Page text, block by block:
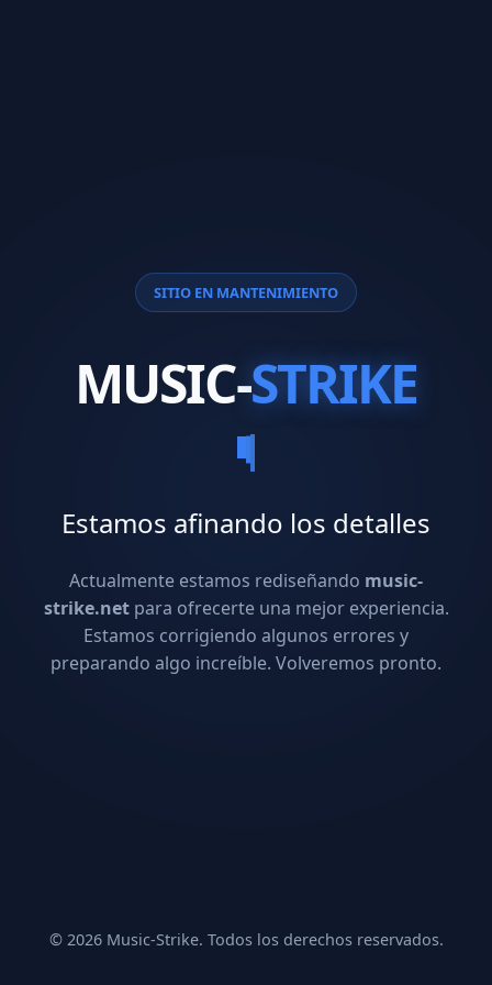
SITIO EN MANTENIMIENTO
MUSIC-STRIKE
Estamos afinando los detalles
Actualmente estamos rediseñando music-
strike.netpara ofrecerte una mejor experiencia.
Estamos corrigiendo algunos errores y
preparando algo increíble. Volveremos pronto.
© 2026 Music-Strike. Todos los derechos reservados.